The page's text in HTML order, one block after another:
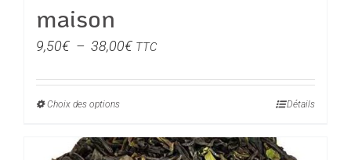
maison
9,50€ – 38,00€Plage
prix :
38,00€
TTC
Choix des optionsCe
a
Détails